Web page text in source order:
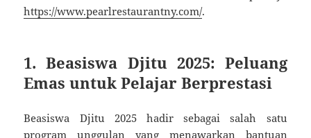
https://www.pearlrestaurantny.com/.
1. Beasiswa Djitu 2025: Peluang
Emas untuk Pelajar Berprestasi
Beasiswa Djitu 2025 hadir sebagai salah satu
program unggulan yang menawarkan bantuan